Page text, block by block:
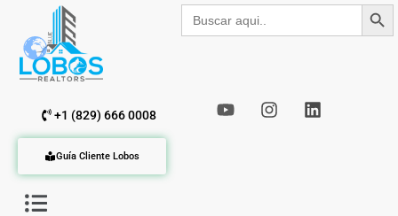
Buscar: Botón de
+1 (829) 666 0008
Guía Cliente Lobos